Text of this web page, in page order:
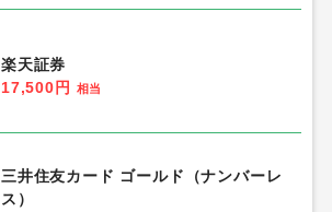
楽天証券
17,500円
相当
三井住友カード ゴールド（ナンバーレ
ス）